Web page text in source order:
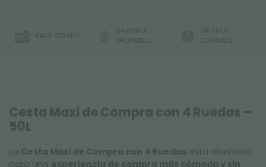
PAGO SEGURO
GARANTÍA
ORLANDELLI
ENTREGA
CONFIABLE
Cesta Maxi de Compra con 4 Ruedas –
50L
La Cesta Maxi de Compra con 4 Ruedas está diseñada
para una experiencia de compra más cómoda y sin